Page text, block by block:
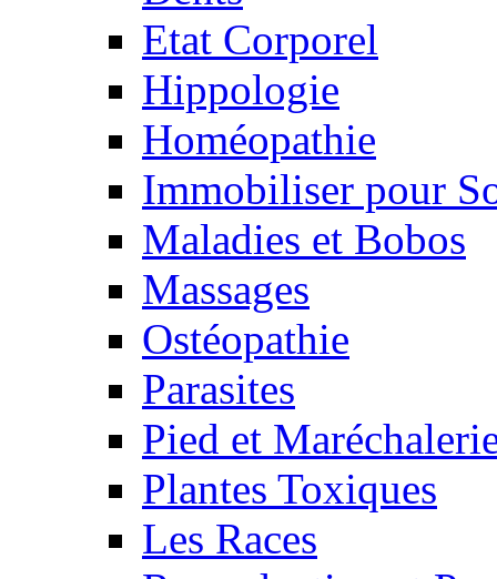
Etat Corporel
Hippologie
Homéopathie
Immobiliser pour
Maladies et Bobos
Massages
Ostéopathie
Parasites
Pied et
Plantes Toxiques
Les Races